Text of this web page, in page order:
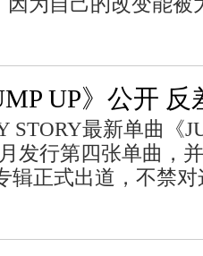
UP》公开
STORY最新单曲《
发行第四张单曲，
辑正式出道，不禁